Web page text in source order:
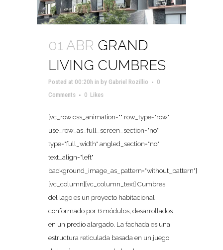
01 ABR GRAND
LIVING CUMBRES
Posted at 00:20h in by Gabriel Rozillio
0
Comments
0 Likes
[vc_row css_animation="" row_type="row"
use_row_as_full_screen_section="no"
type="full_width" angled_section="no"
text_align="left"
background_image_as_pattern="without_pattern"]
[vc_column][vc_column_text] Cumbres
del lago es un proyecto habitacional
conformado por 6 módulos, desarrollados
en un predio alargado. La fachada es una
estructura reticulada basada en un juego